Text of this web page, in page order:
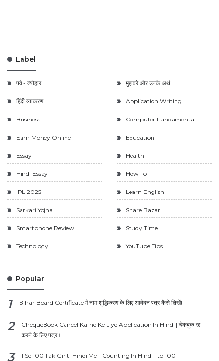
Label
पर्व - त्यौहार मुहावरे और उनके अर्थ
हिंदी व्याकरण Application Writing
Business Computer Fundamental
Earn Money Online Education
Essay Health
Hindi Essay How To
IPL 2025 Learn English
Sarkari Yojna Share Bazar
Smartphone Review Study Time
Technology YouTube Tips
Popular
Bihar Board Certificate में नाम शुद्धिकरण के लिए आवेदन पत्र कैसे लिखें!
ChequeBook Cancel Karne Ke Liye Application In Hindi | चेकबुक रद्द
करने के लिए पत्र।
1 Se 100 Tak Ginti Hindi Me - Counting In Hindi 1 to 100